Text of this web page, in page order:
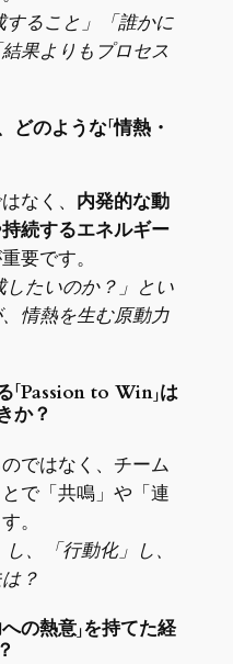
すること」「誰かに
果よりもプロセス
のような「情熱・
なく、 内発的な動
持続するエネルギー
要です。
したいのか？」とい
情熱を生む原動力
Passion to Win」は
か？
ではなく、チーム
で「共鳴」や「連
。
、「行動化」し、
？
の熱意」を持てた経